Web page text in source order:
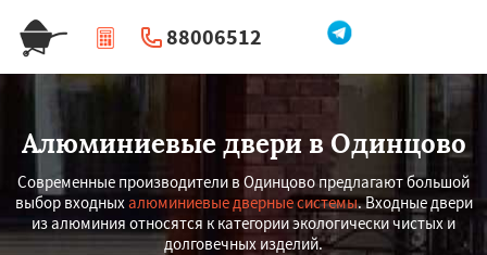
88006512
| Перезвоните мне
Алюминиевые двери в Одинцово
Современные производители в Одинцово предлагают большой
выбор входныхалюминиевые дверные системы. Входные двери
из алюминия относятся к категории экологически чистых и
долговечных изделий.